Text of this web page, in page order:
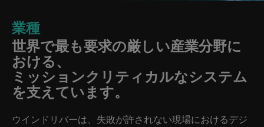
業種
世界で最も要求の厳しい産業分野に
おける、
ミッションクリティカルなシステム
を支えています。
ウインドリバーは、失敗が許されない現場におけるデジ